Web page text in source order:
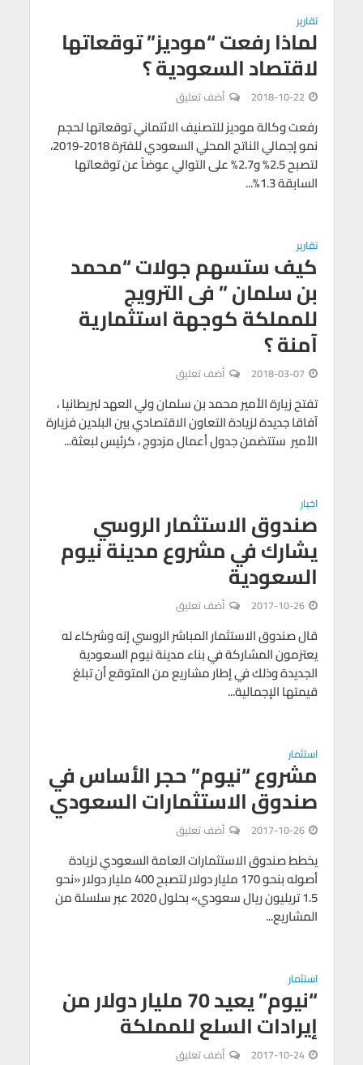
تقارير
لماذا رفعت “موديز” توقعاتها
لاقتصاد السعودية ؟
2018-10-22 أضف تعليق
رفعت وكالة موديز للتصنيف الائتماني توقعاتها لحجم
نمو إجمالي الناتج المحلي السعودي للفترة 2018-2019،
لتصبح 2.5% و2.7% على التوالي عوضاً عن توقعاتها
السابقة 1.3%...
تقارير
كيف ستسهم جولات “محمد
بن سلمان ” فى الترويج
للمملكة كوجهة استثمارية
آمنة ؟
2018-03-07 أضف تعليق
تفتح زيارة الأمير محمد بن سلمان ولي العهد لبريطانيا ،
آفاقا جديدة لزيادة التعاون الاقتصادي بين البلدين فزيارة
الأمير ستتضمن جدول أعمال مزدوج ، كرئيس لبعثة...
اخبار
صندوق الاستثمار الروسي
يشارك في مشروع مدينة نيوم
السعودية
2017-10-26 أضف تعليق
قال صندوق الاستثمار المباشر الروسي إنه وشركاء له
يعتزمون المشاركة في بناء مدينة نيوم السعودية
الجديدة وذلك في إطار مشاريع من المتوقع أن تبلغ
قيمتها الإجمالية...
استثمار
مشروع “نيوم” حجر الأساس في
صندوق الاستثمارات السعودي
2017-10-26 أضف تعليق
يخطط صندوق الاستثمارات العامة السعودي لزيادة
أصوله بنحو 170 مليار دولار لتصبح 400 مليار دولار «نحو
1.5 تريليون ريال سعودي» بحلول 2020 عبر سلسلة من
المشاريع...
استثمار
“نيوم” يعيد 70 مليار دولار من
إيرادات السلع للمملكة
2017-10-24 أضف تعليق